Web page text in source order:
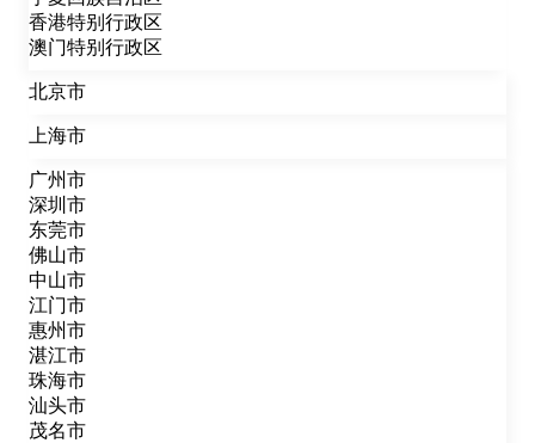
香港特别行政区
澳门特别行政区
北京市
上海市
广州市
深圳市
东莞市
佛山市
中山市
江门市
惠州市
湛江市
珠海市
汕头市
茂名市